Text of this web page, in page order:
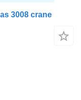
3008 crane